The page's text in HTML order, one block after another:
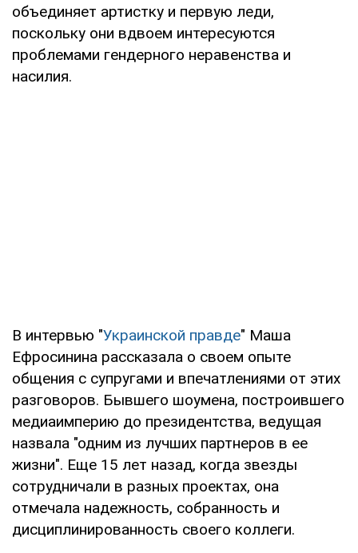
объединяет артистку и первую леди,
поскольку они вдвоем интересуются
проблемами гендерного неравенства и
насилия.
В интервью "Украинской правде" Маша
Ефросинина рассказала о своем опыте
общения с супругами и впечатлениями от этих
разговоров. Бывшего шоумена, построившего
медиаимперию до президентства, ведущая
назвала "одним из лучших партнеров в ее
жизни". Еще 15 лет назад, когда звезды
сотрудничали в разных проектах, она
отмечала надежность, собранность и
дисциплинированность своего коллеги.